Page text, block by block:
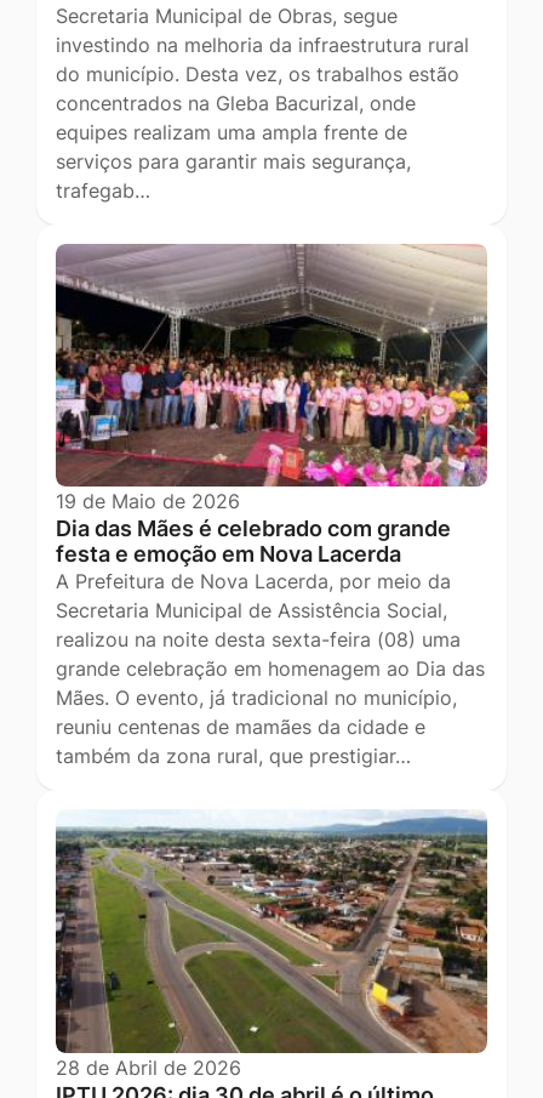
Secretaria Municipal de Obras, segue
investindo na melhoria da infraestrutura rural
do município. Desta vez, os trabalhos estão
concentrados na Gleba Bacurizal, onde
equipes realizam uma ampla frente de
serviços para garantir mais segurança,
trafegab…
19 de Maio de 2026
Dia das Mães é celebrado com grande
festa e emoção em Nova Lacerda
A Prefeitura de Nova Lacerda, por meio da
Secretaria Municipal de Assistência Social,
realizou na noite desta sexta-feira (08) uma
grande celebração em homenagem ao Dia das
Mães. O evento, já tradicional no município,
reuniu centenas de mamães da cidade e
também da zona rural, que prestigiar…
28 de Abril de 2026